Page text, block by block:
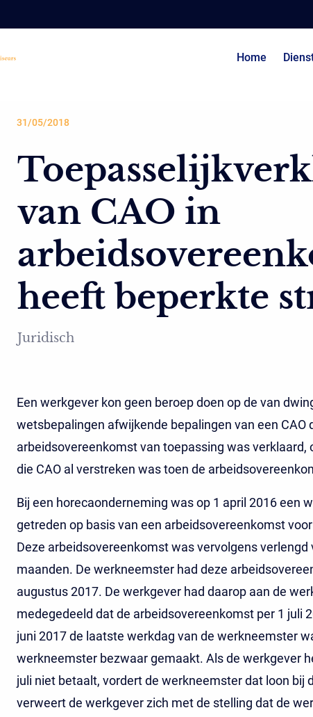
Home
31/05/2018
van CAO in
heeft beperkte
Juridisch
Een werkgever kon geen beroep doen op de van
wetsbepalingen afwijkende bepalingen van een CAO
arbeidsovereenkomst van toepassing was verklaard,
die CAO al verstreken was toen de
Bij een horecaonderneming was op 1 april 2016 een
getreden op basis van een arbeidsovereenkomst
Deze arbeidsovereenkomst was vervolgens verlengd
maanden. De werkneemster had deze
augustus 2017. De werkgever had daarop aan de
medegedeeld dat de arbeidsovereenkomst per 1 juli
juni 2017 de laatste werkdag van de werkneemster
werkneemster bezwaar gemaakt. Als de werkgever
juli niet betaalt, vordert de werkneemster dat loon bij
verweert de werkgever zich met de stelling dat de